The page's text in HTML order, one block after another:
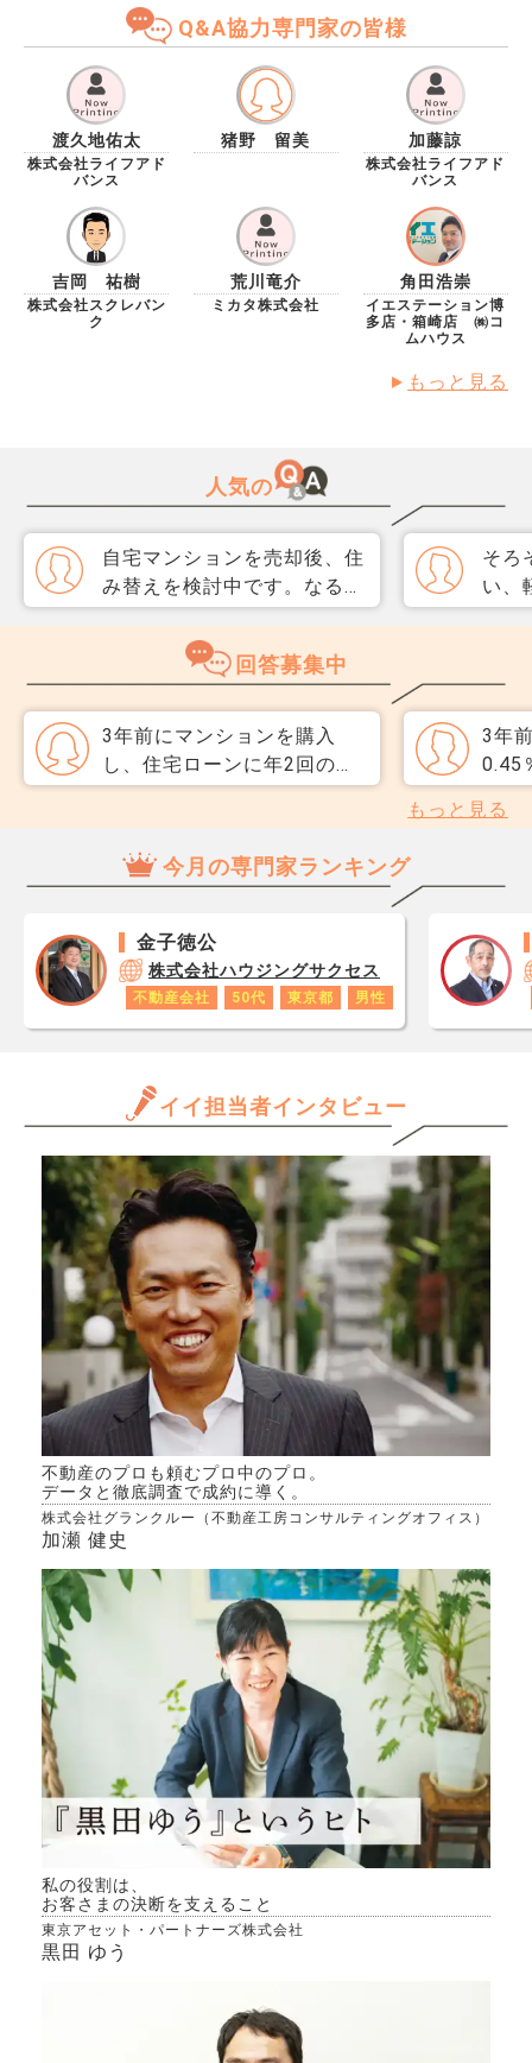
先着順ではないのですか？
Q&A協力専門家の皆様
渡久地佑太
株式会社ライフアド
バンス
猪野 留美 加藤諒
株式会社ライフアド
バンス
吉岡 祐樹
株式会社スクレバン
ク
荒川竜介
ミカタ株式会社
角田浩崇
イエステーション博
多店・箱崎店 ㈱コ
ムハウス
もっと見る
人気の
自宅マンションを売却後、住
み替えを検討中です。なるべ
く3か月以内に売却をしたい
のですが、一般媒介と専任媒
介で迷っています。 窓口は
だと思うのですが、友人には
専任をおすすめされました。
それぞれメリットデメリット
そろ
い、
取り
直、
のか
だ、
スコ
が1
です
あり
ロ
だけ
ます
きる
か、
専門
回答募集中
3年前にマンションを購入
し、住宅ローンに年2回のボ
ーナス払いを組み込んでいま
はないのですが、最近業績の
話を聞くと、ボーナスが将来
ってきました。 月々の返済
は抑えられていますが、もし
ボーナスが減ったら家計が一
たりするものなのでしょう
3年
0.45
した
で上
が、
後半
ま続
もっと見る
今月の専門家ランキング
金子徳公
株式会社ハウジングサクセス
不動産会社 50代 東京都 男性
イイ担当者インタビュー
不動産のプロも頼むプロ中のプロ。
データと徹底調査で成約に導く。
株式会社グランクルー（不動産工房コンサルティングオフィス）
加瀬 健史
私の役割は、
お客さまの決断を支えること
東京アセット・パートナーズ株式会社
黒田 ゆう